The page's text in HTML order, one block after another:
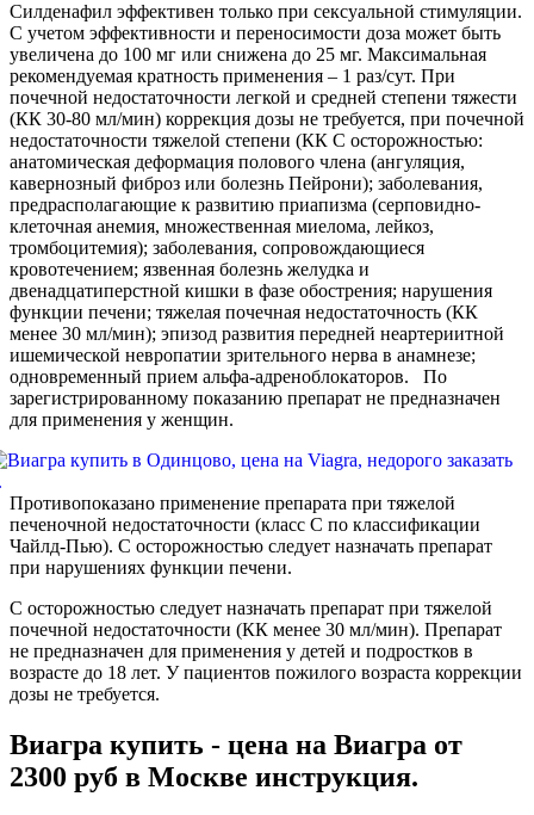
Силденафил эффективен только при сексуальной стимуляции.
С учетом эффективности и переносимости доза может быть
увеличена до 100 мг или снижена до 25 мг. Максимальная
рекомендуемая кратность применения – 1 раз/сут. При
почечной недостаточности легкой и средней степени тяжести
(КК 30-80 мл/мин) коррекция дозы не требуется, при почечной
недостаточности тяжелой степени (КК С осторожностью:
анатомическая деформация полового члена (ангуляция,
кавернозный фиброз или болезнь Пейрони); заболевания,
предрасполагающие к развитию приапизма (серповидно-
клеточная анемия, множественная миелома, лейкоз,
тромбоцитемия); заболевания, сопровождающиеся
кровотечением; язвенная болезнь желудка и
двенадцатиперстной кишки в фазе обострения; нарушения
функции печени; тяжелая почечная недостаточность (КК
менее 30 мл/мин); эпизод развития передней неартериитной
ишемической невропатии зрительного нерва в анамнезе;
одновременный прием альфа-адреноблокаторов. По
зарегистрированному показанию препарат не предназначен
для применения у женщин.
Противопоказано применение препарата при тяжелой
печеночной недостаточности (класс С по классификации
Чайлд-Пью). С осторожностью следует назначать препарат
при нарушениях функции печени.
С осторожностью следует назначать препарат при тяжелой
почечной недостаточности (КК менее 30 мл/мин). Препарат
не предназначен для применения у детей и подростков в
возрасте до 18 лет. У пациентов пожилого возраста коррекции
дозы не требуется.
Виагра купить - цена на Виагра от
2300 руб в Москве инструкция.